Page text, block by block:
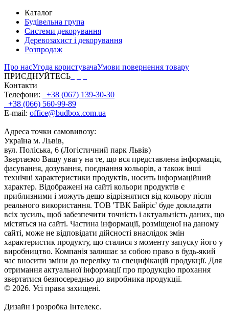
Каталог
Будівельна група
Системи декорування
Деревозахист і декорування
Розпродаж
Про насУгода користувачаУмови повернення товару
ПРИЄДНУЙТЕСЬ
Контакти
Телефони:
+38 (067) 139-30-30
+38 (066) 560-99-89
E-mail: office@budbox.com.ua
Адреса точки самовивозу:
Україна м. Львів,
вул. Поліська, 6 (Логістичний парк Львів)
Звертаємо Вашу увагу на те, що вся представлена інформація,
фасування, дозування, поєднання кольорів, а також інші
технічні характеристики продуктів, носить інформаційний
характер. Відображені на сайті кольори продуктів є
приблизними і можуть дещо відрізнятися від кольору після
реального використання. ТОВ 'ТВК Байріс' буде докладати
всіх зусиль, щоб забезпечити точність і актуальність даних, що
містяться на сайті. Частина інформації, розміщеної на даному
сайті, може не відповідати дійсності внаслідок змін
характеристик продукту, що сталися з моменту запуску його у
виробництво. Компанія залишає за собою право в будь-який
час вносити зміни до переліку та специфікацій продукції. Для
отримання актуальної інформації про продукцію прохання
звертатися безпосередньо до виробника продукції.
© 2026. Усі права захищені.
Дизайн і розробка Інтелекс.